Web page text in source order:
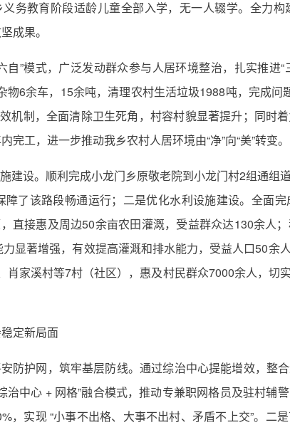
务教育阶段适龄儿童全部入学，无一人辍学。全力
成果。
”模式，广泛发动群众参与人居环境整治，扎实推进
6余车，15余吨，清理农村生活垃圾1988吨，完成
机制，全面清除卫生死角，村容村貌显著提升；同时
工，进一步推动我乡农村人居环境由“净”向“美”转变。
建设。顺利完成小龙门乡原敬老院到小龙门村2组通组
了该路段畅通运行；二是优化水利设施建设。全面
直接惠及周边50余亩农田灌溉，受益群众达130余人
显著增强，有效提高灌溉和排水能力，受益人口50余
家溪村等7村（社区），惠及村民群众7000余人，切
定新局面
防护网，筑牢基层防线。通过综治中心提能增效，整
治中心 + 网格”融合模式，推动专兼职网格员及驻村辅
，实现 “小事不出格、大事不出村、矛盾不上交”。二